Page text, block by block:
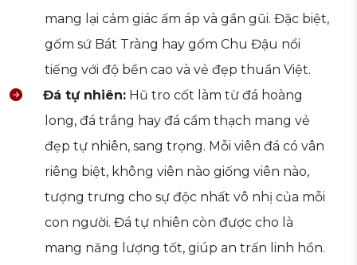
mang lại cảm giác ấm áp và gần gũi. Đặc biệt,
gốm sứ Bát Tràng hay gốm Chu Đậu nổi
tiếng với độ bền cao và vẻ đẹp thuần Việt.
Đá tự nhiên: Hũ tro cốt làm từ đá hoàng
long, đá trắng hay đá cẩm thạch mang vẻ
đẹp tự nhiên, sang trọng. Mỗi viên đá có vân
riêng biệt, không viên nào giống viên nào,
tượng trưng cho sự độc nhất vô nhị của mỗi
con người. Đá tự nhiên còn được cho là
mang năng lượng tốt, giúp an trấn linh hồn.